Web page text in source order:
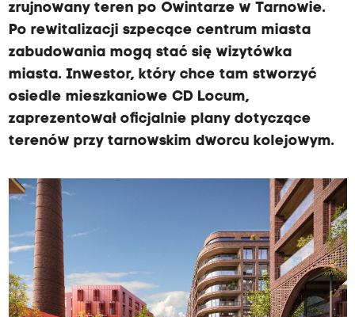
zrujnowany teren po Owintarze w Tarnowie.
Po rewitalizacji szpecące centrum miasta
zabudowania mogą stać się wizytówka
miasta. Inwestor, który chce tam stworzyć
osiedle mieszkaniowe CD Locum,
zaprezentował oficjalnie plany dotyczące
terenów przy tarnowskim dworcu kolejowym.